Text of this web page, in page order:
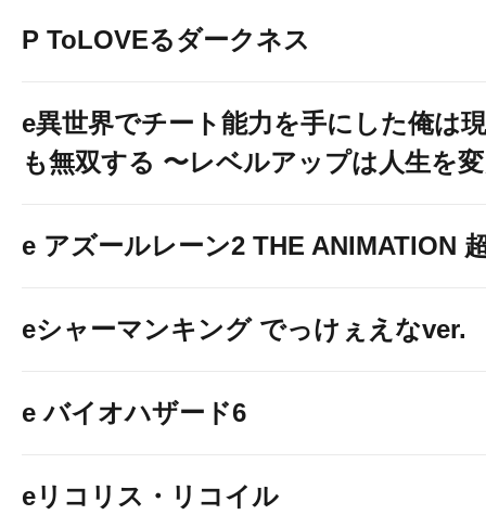
P ToLOVEるダークネス
e異世界でチート能力を手にした俺は
も無双する 〜レベルアップは人生を
e アズールレーン2 THE ANIMATION
eシャーマンキング でっけぇえなver.
e バイオハザード6
eリコリス・リコイル